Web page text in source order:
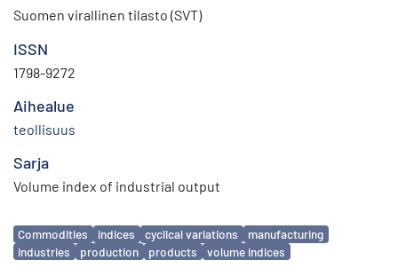
Suomen virallinen tilasto (SVT)
ISSN
1798-9272
Aihealue
teollisuus
Sarja
Volume index of industrial output
Avainsanat
Commodities indices cyclical variations
manufacturing
industries
production products volume indices